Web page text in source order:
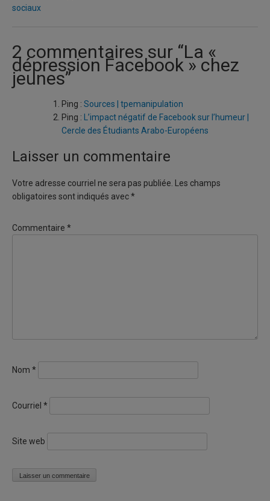
sociaux
2 commentaires sur “La «
dépression Facebook » chez
jeunes”
Ping : Sources | tpemanipulation
Ping :
L’impact négatif de Facebook sur l’humeur |
Cercle des Étudiants Arabo-Européens
Laisser un commentaire
Votre adresse courriel ne sera pas publiée.
Les champs
obligatoires sont indiqués avec*
Commentaire *
Nom *
Courriel *
Site web